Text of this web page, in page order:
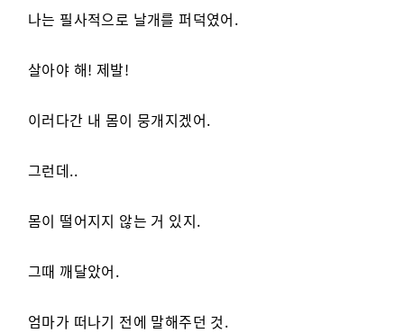
나는 필사적으로 날개를 퍼덕였어.
살아야 해! 제발!
이러다간 내 몸이 뭉개지겠어.
그런데..
몸이 떨어지지 않는 거 있지.
그때 깨달았어.
엄마가 떠나기 전에 말해주던 것.